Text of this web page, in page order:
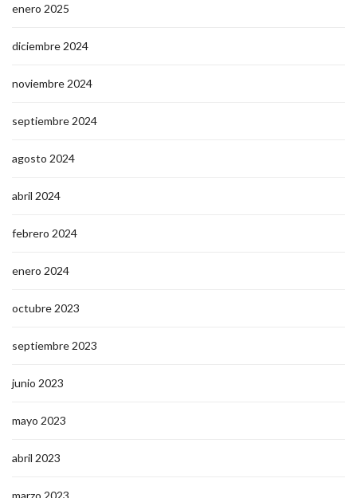
enero 2025
diciembre 2024
noviembre 2024
septiembre 2024
agosto 2024
abril 2024
febrero 2024
enero 2024
octubre 2023
septiembre 2023
junio 2023
mayo 2023
abril 2023
marzo 2023